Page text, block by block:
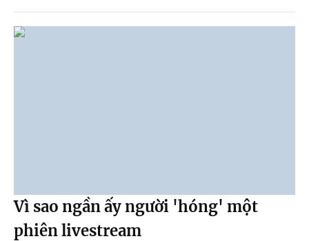
Vì sao ngần ấy người 'hóng' một
phiên livestream